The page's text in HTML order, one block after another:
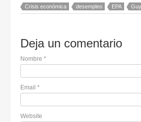
Crisis económica
desempleo EPA
Deja un comentario
Nombre *
Email *
Website